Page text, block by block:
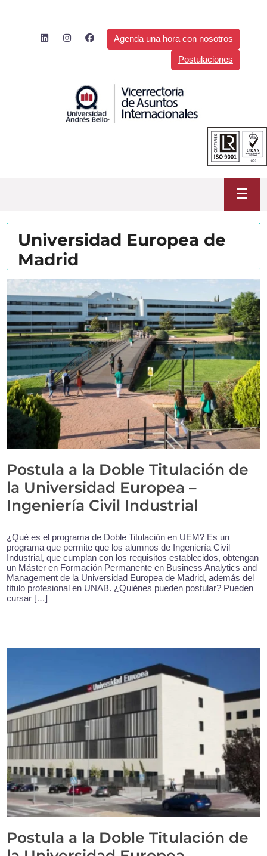
Agenda una hora con nosotros
Postulaciones
☰
Universidad Europea de
Madrid
Postula a la Doble Titulación de
la Universidad Europea –
Ingeniería Civil Industrial
¿Qué es el programa de Doble Titulación en UEM? Es un
programa que permite que los alumnos de Ingeniería Civil
Industrial, que cumplan con los requisitos establecidos, obtengan
un Máster en Formación Permanente en Business Analytics and
Management de la Universidad Europea de Madrid, además del
título profesional en UNAB. ¿Quiénes pueden postular? Pueden
cursar […]
Postula a la Doble Titulación de